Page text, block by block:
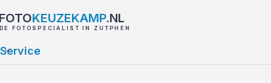
KEUZEKAMP.NL
DE FOTOSPECIALIST IN ZUTPHEN
Service